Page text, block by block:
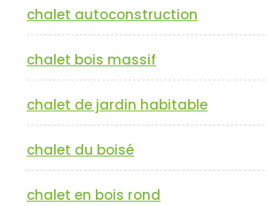
chalet autoconstruction
chalet bois massif
chalet de jardin habitable
chalet du boisé
chalet en bois rond